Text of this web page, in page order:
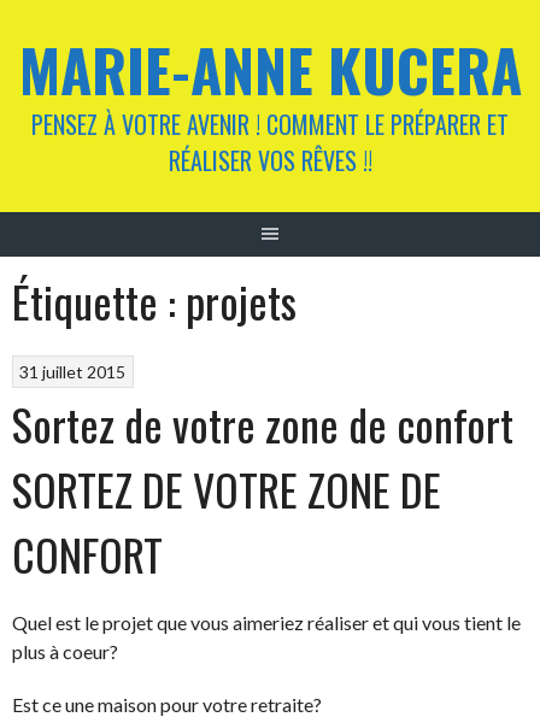
contenu
MARIE-ANNE KUCERA
PENSEZ À VOTRE AVENIR ! COMMENT LE PRÉPARER ET
RÉALISER VOS RÊVES !!
Étiquette : projets
31 juillet 2015
Sortez de votre zone de confort
SORTEZ DE VOTRE ZONE DE
CONFORT
Quel est le projet que vous aimeriez réaliser et qui vous tient le
plus à coeur?
Est ce une maison pour votre retraite?